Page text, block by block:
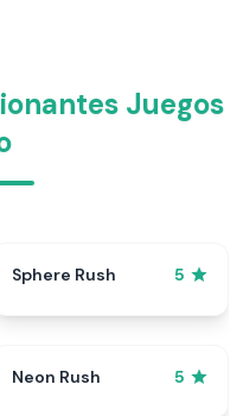
Juegos
Sphere Rush 5
Neon Rush 5